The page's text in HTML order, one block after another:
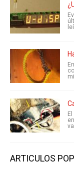
ARTICULOS